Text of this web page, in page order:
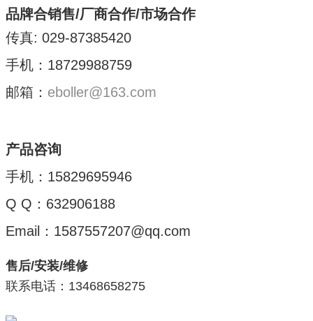
品牌合销售/厂商合作/市场合作
传真: 029-87385420
手机：18729988759
邮箱： eboller@163.com
产品咨询
手机：15829695946
Q Q：632906188
Email：1587557207@qq.com
售后/安装/维修
联系电话：13468658275